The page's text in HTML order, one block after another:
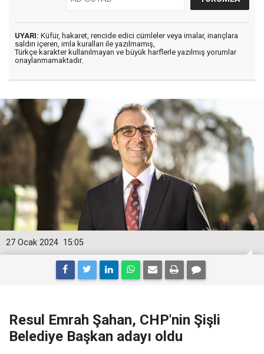
UYARI: Küfür, hakaret, rencide edici cümleler veya imalar, inançlara
saldırı içeren, imla kuralları ile yazılmamış,
Türkçe karakter kullanılmayan ve büyük harflerle yazılmış yorumlar
onaylanmamaktadır.
15:05
27 Ocak 2024
Resul Emrah Şahan, CHP'nin Şişli
Belediye Başkan adayı oldu